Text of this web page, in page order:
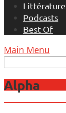
Littérature
Podcasts
Best-Of
Main Menu
Alpha